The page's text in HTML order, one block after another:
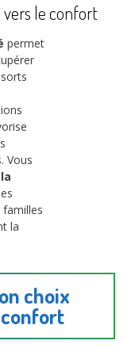
vers le confort
permet
Vous
la
la
choix